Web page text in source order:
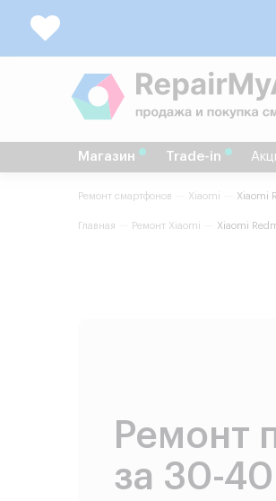
Магазин Trade-in
Ремонт смартфонов Xiaomi Xiaomi
Главная Ремонт Xiaomi Xiaomi
Ремонт
за 30-